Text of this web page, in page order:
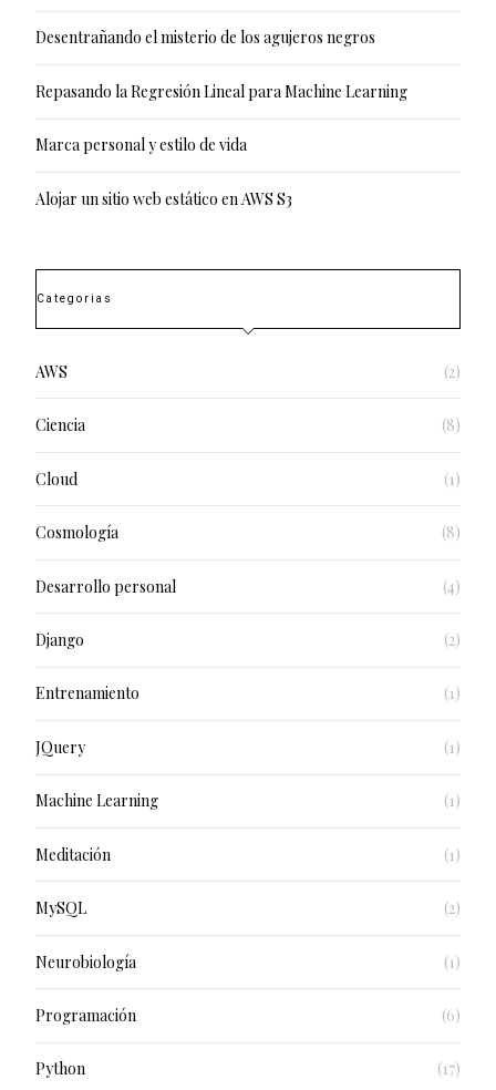
Desentrañando el misterio de los agujeros negros
Repasando la Regresión Lineal para Machine Learning
Marca personal y estilo de vida
Alojar un sitio web estático en AWS S3
Categorias
AWS (2)
Ciencia (8)
Cloud (1)
Cosmología (8)
Desarrollo personal (4)
Django (2)
Entrenamiento (1)
JQuery (1)
Machine Learning (1)
Meditación (1)
MySQL (2)
Neurobiología (1)
Programación (6)
Python (17)